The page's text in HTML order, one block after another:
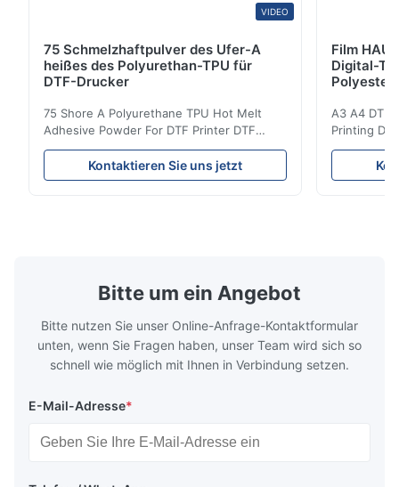
VIDEO
75 Schmelzhaftpulver des Ufer-A
heißes des Polyurethan-TPU für
DTF-Drucker
75 Shore A Polyurethane TPU Hot Melt
Adhesive Powder For DTF Printer DTF
Powder Technical Parameters Bonding
Parameters ( reference only) Temperature
110-130℃ Press 0.5-1.5 kg/cm2 Time 8-20
Kontaktieren Sie uns jetzt
Film
Digital-
A3 A4 DTF
Printing
application
textile
pattern
Bitte um ein Angebot
Bitte nutzen Sie unser Online-Anfrage-Kontaktformular
unten, wenn Sie Fragen haben, unser Team wird sich so
schnell wie möglich mit Ihnen in Verbindung setzen.
E-Mail-Adresse*